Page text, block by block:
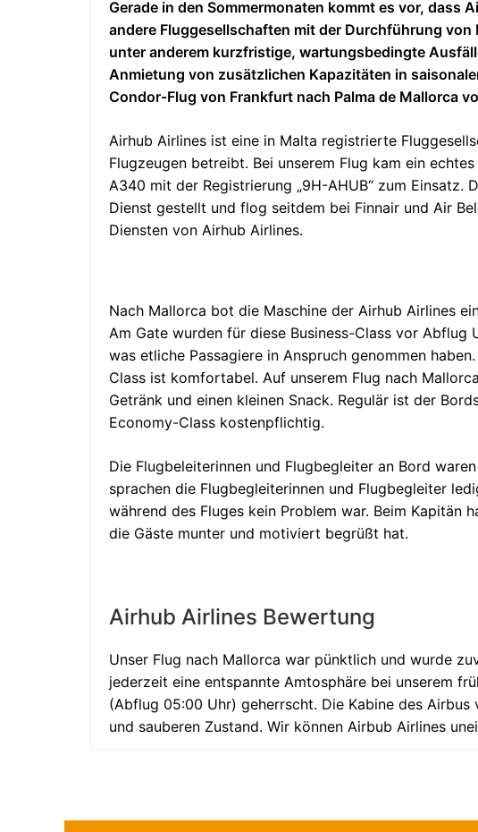
Gerade in den Sommermonaten kommt es vor, dass
andere Fluggesellschaften mit der Durchführung
unter anderem kurzfristige, wartungsbedingte
Anmietung von zusätzlichen Kapazitäten in
Condor-Flug von Frankfurt nach Palma de Mallorca
Airhub Airlines ist eine in Malta registrierte
Flugzeugen betreibt. Bei unserem Flug kam ein
A340 mit der Registrierung „9H-AHUB“ zum Einsatz.
Dienst gestellt und flog seitdem bei Finnair und Air
Diensten von Airhub Airlines.
Nach Mallorca bot die Maschine der Airhub Airlines
Am Gate wurden für diese Business-Class vor Abflug
was etliche Passagiere in Anspruch genommen
Class ist komfortabel. Auf unserem Flug nach
Getränk und einen kleinen Snack. Regulär ist der
Economy-Class kostenpflichtig.
Die Flugbeleiterinnen und Flugbegleiter an Bord
sprachen die Flugbegleiterinnen und Flugbegleiter
während des Fluges kein Problem war. Beim Kapitän
die Gäste munter und motiviert begrüßt hat.
Airhub Airlines Bewertung
Unser Flug nach Mallorca war pünktlich und wurde
jederzeit eine entspannte Amtosphäre bei unserem
(Abflug 05:00 Uhr) geherrscht. Die Kabine des
und sauberen Zustand. Wir können Airbub Airlines